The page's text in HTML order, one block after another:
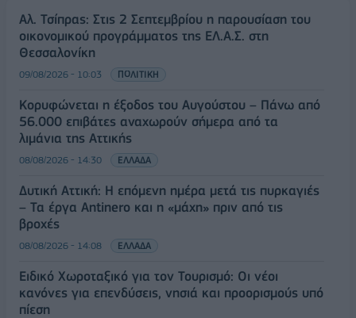
Αλ. Τσίπρας: Στις 2 Σεπτεμβρίου η παρουσίαση του
οικονομικού προγράμματος της ΕΛ.Α.Σ. στη
Θεσσαλονίκη
09/08/2026 - 10:03 ΠΟΛΙΤΙΚΗ
Κορυφώνεται η έξοδος του Αυγούστου – Πάνω από
56.000 επιβάτες αναχωρούν σήμερα από τα
λιμάνια της Αττικής
08/08/2026 - 14:30 ΕΛΛΑΔΑ
Δυτική Αττική: Η επόμενη ημέρα μετά τις πυρκαγιές
– Τα έργα Antinero και η «μάχη» πριν από τις
βροχές
08/08/2026 - 14:08 ΕΛΛΑΔΑ
Ειδικό Χωροταξικό για τον Τουρισμό: Οι νέοι
κανόνες για επενδύσεις, νησιά και προορισμούς υπό
πίεση